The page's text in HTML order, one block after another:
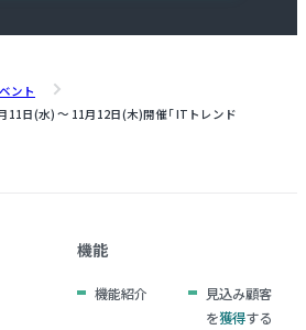
ント
11日(水) ～ 11月12日(木)開催「 ITトレンド
機能
機能紹介
見込み顧客
を獲得する